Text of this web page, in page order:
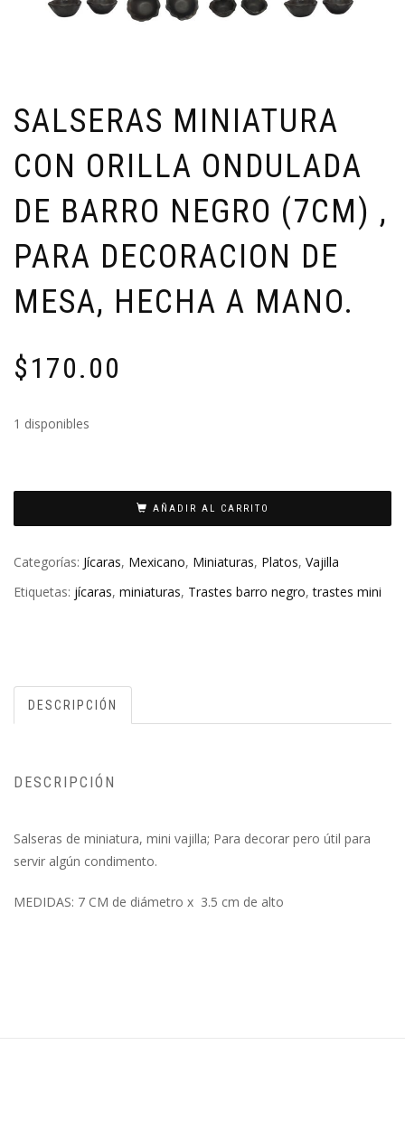
SALSERAS MINIATURA
CON ORILLA ONDULADA
DE BARRO NEGRO (7CM) ,
PARA DECORACION DE
MESA, HECHA A MANO.
$170.00
1 disponibles
AÑADIR AL CARRITO
Categorías: Jícaras, Mexicano, Miniaturas, Platos, Vajilla
Etiquetas: jícaras, miniaturas, Trastes barro negro,trastes mini
DESCRIPCIÓN
DESCRIPCIÓN
Salseras de miniatura, mini vajilla; Para decorar pero útil para
servir algún condimento.
MEDIDAS: 7 CM de diámetro x 3.5 cm de alto